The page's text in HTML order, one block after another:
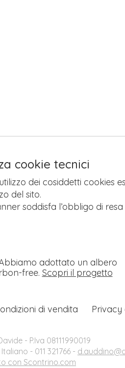
cookie tecnici
dei cosiddetti cookies
del sito.
soddisfa l’obbligo di
adottato un albero
free. Scopri il progetto
di vendita Privacy
- P.Iva 08111990019
- 011 321766 -
con Scontrino.com